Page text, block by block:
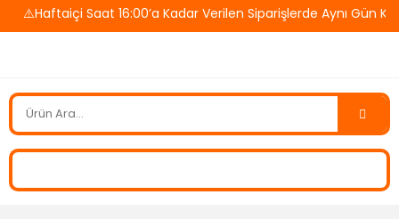
Saat 16:00’a Kadar Verilen Siparişlerde Aynı Gün